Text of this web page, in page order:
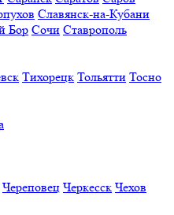
Славянск-на-Кубани
Бор Сочи Ставрополь
Тихорецк Тольятти Тосно
Череповец Черкесск Чехов